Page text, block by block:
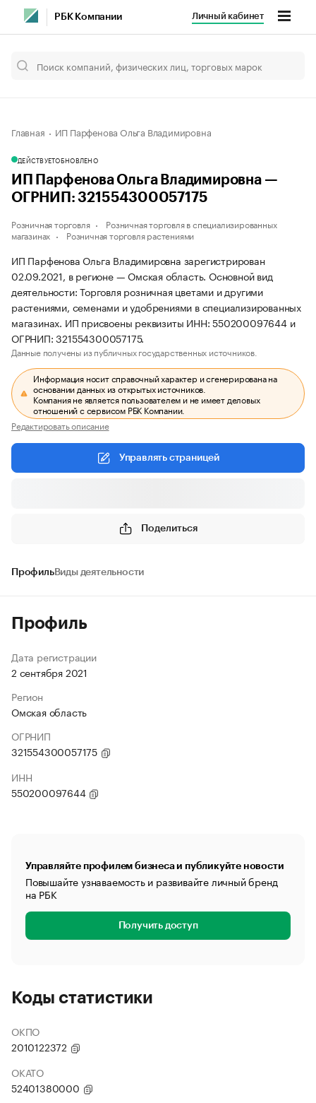
РБК Компании Личный кабинет
Главная ИП Парфенова Ольга Владимировна
ДЕЙСТВУЕТОБНОВЛЕНО
ИП Парфенова Ольга Владимировна —
ОГРНИП: 321554300057175
Розничная торговля
Розничная торговля в специализированных
магазинах
Розничная торговля растениями
ИП Парфенова Ольга Владимировна зарегистрирован
02.09.2021, в регионе — Омская область. Основной вид
деятельности: Торговля розничная цветами и другими
растениями, семенами и удобрениями в специализированных
магазинах. ИП присвоены реквизиты ИНН: 550200097644 и
ОГРНИП: 321554300057175.
Данные получены из публичных государственных источников.
Информация носит справочный характер и сгенерирована на
основании данных из открытых источников.
Компания не является пользователем и не имеет деловых
отношений с сервисом РБК Компании.
Редактировать описание
Управлять страницей
Поделиться
ПрофильВиды деятельности
Профиль
Дата регистрации
2 сентября 2021
Регион
Омская область
ОГРНИП
321554300057175
ИНН
550200097644
Управляйте профилем бизнеса и публикуйте новости
Повышайте узнаваемость и развивайте личный бренд
на РБК
Получить доступ
Коды статистики
ОКПО
2010122372
ОКАТО
52401380000